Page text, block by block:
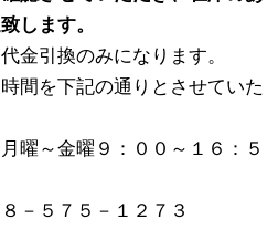
します。
金引換のみになります。
間を下記の通りとさせていた
金曜９：００～１６：５
５７５－１２７３